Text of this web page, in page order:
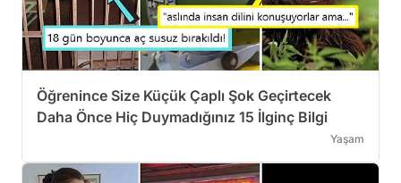
Öğrenince Size Küçük Çaplı Şok Geçirtecek
Daha Önce Hiç Duymadığınız 15 İlginç Bilgi
Yaşam